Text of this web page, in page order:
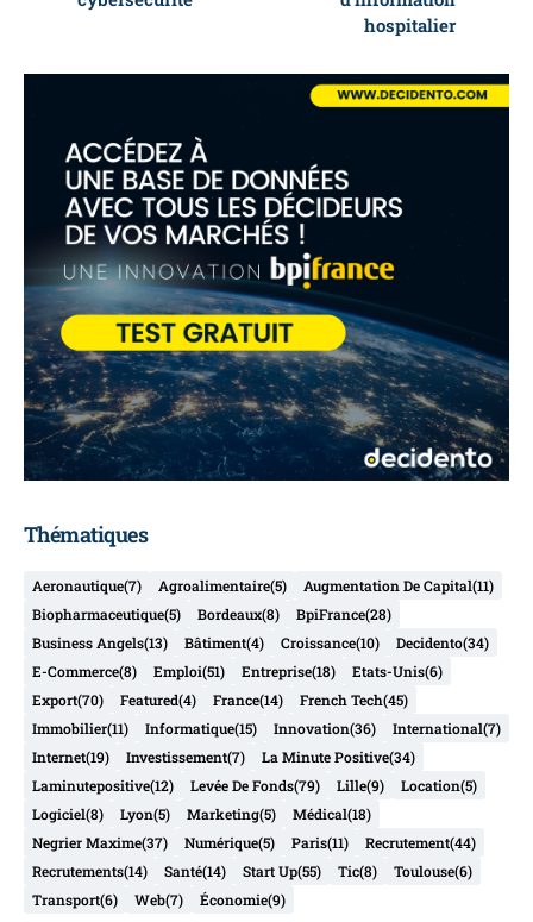
hospitalier
Thématiques
Aeronautique(7) Agroalimentaire(5) Augmentation De Capital(11)
Biopharmaceutique(5) Bordeaux(8) BpiFrance(28)
Business Angels(13) Bâtiment(4) Croissance(10) Decidento(34)
E-Commerce(8) Emploi(51) Entreprise(18) Etats-Unis(6)
Export(70) Featured(4) France(14) French Tech(45)
Immobilier(11) Informatique(15) Innovation(36) International(7)
Internet(19) Investissement(7) La Minute Positive(34)
Laminutepositive(12) Levée De Fonds(79) Lille(9) Location(5)
Logiciel(8) Lyon(5) Marketing(5) Médical(18)
Negrier Maxime(37) Numérique(5) Paris(11) Recrutement(44)
Recrutements(14) Santé(14) Start Up(55) Tic(8) Toulouse(6)
Transport(6) Web(7) Économie(9)